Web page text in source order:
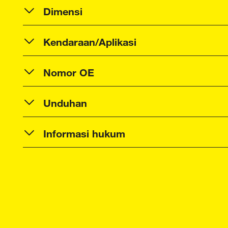
Dimensi
Kendaraan/Aplikasi
Nomor OE
Unduhan
Informasi hukum